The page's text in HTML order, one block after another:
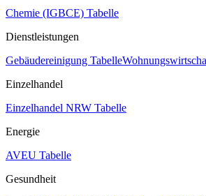
Chemie (IGBCE) Tabelle
Dienstleistungen
Gebäudereinigung Tabelle
Einzelhandel
Einzelhandel NRW Tabelle
Energie
AVEU Tabelle
Gesundheit